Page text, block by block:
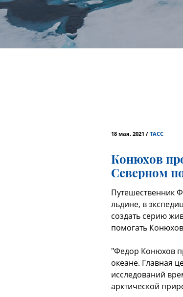
18 мая. 2021 / ТАСС
Конюхов
Северном
Путешественник
льдине, в
создать серию
помогать
"Федор Конюхов
океане. Главная
исследований
арктической